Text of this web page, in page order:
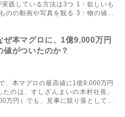
践している方法は3つ 1：欲しいも
のの動画や写真を観る 3：物の値段
ぜ本マグロに、1億9,000万円
値がついたのか？
、本マグロの最高値に1億9,000万円
のは、すしざんまいの木村社長。
万円）でも、見事に競り落としてい